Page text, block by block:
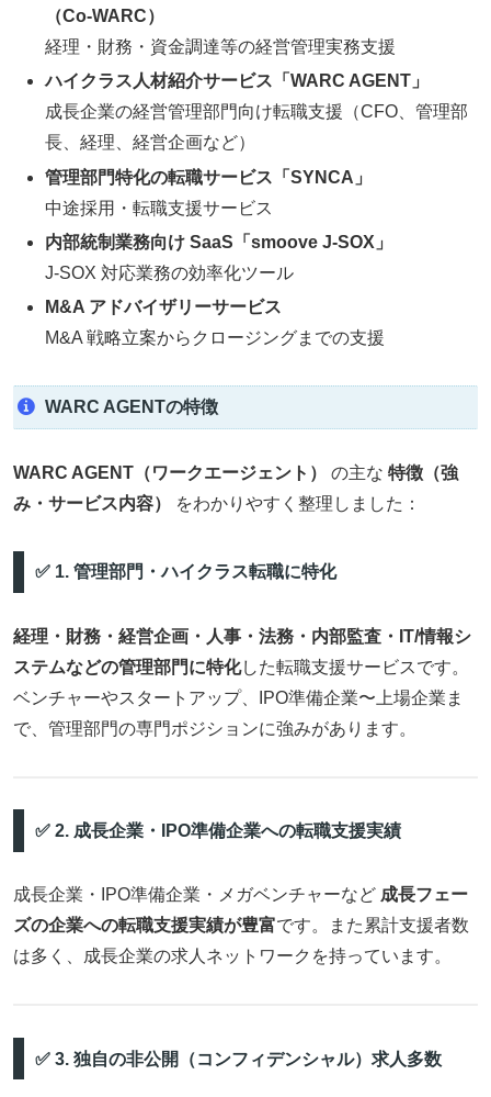
（Co‑WARC）
経理・財務・資金調達等の経営管理実務支援
ハイクラス人材紹介サービス「WARC AGENT」
成長企業の経営管理部門向け転職支援（CFO、管理部
長、経理、経営企画など）
管理部門特化の転職サービス「SYNCA」
中途採用・転職支援サービス
内部統制業務向け SaaS「smoove J‑SOX」
J‑SOX 対応業務の効率化ツール
M&A アドバイザリーサービス
M&A 戦略立案からクロージングまでの支援
WARC AGENTの特徴
WARC AGENT（ワークエージェント） の主な 特徴（強
み・サービス内容）
をわかりやすく整理しました：
✅ 1. 管理部門・ハイクラス転職に特化
経理・財務・経営企画・人事・法務・内部監査・IT/情報シ
ステムなどの管理部門に特化した転職支援サービスです。
ベンチャーやスタートアップ、IPO準備企業〜上場企業ま
で、管理部門の専門ポジションに強みがあります。
✅ 2. 成長企業・IPO準備企業への転職支援実績
成長企業・IPO準備企業・メガベンチャーなど 成長フェー
ズの企業への転職支援実績が豊富です。また累計支援者数
は多く、成長企業の求人ネットワークを持っています。
✅ 3. 独自の非公開（コンフィデンシャル）求人多数